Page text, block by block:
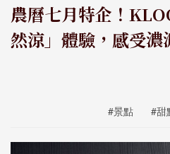
農曆七月特企！
然涼」體驗，感受濃
#景點 #甜